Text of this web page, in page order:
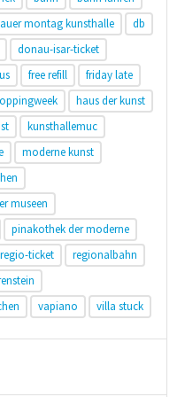
montag kunsthalle
db
donau-isar-ticket
free refill
friday late
haus der kunst
kunsthallemuc
moderne kunst
museen
pinakothek der moderne
regio-ticket
regionalbahn
vapiano villa stuck